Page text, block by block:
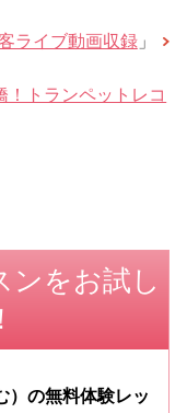
ライブ動画収録」
！トランペットレコ
ンをお試し
）の無料体験レッ